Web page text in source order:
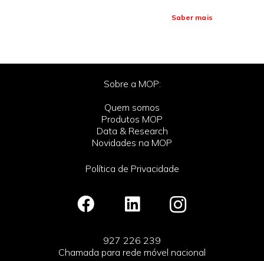
Saber mais
Sobre a MOP:
Quem somos
Produtos MOP
Data & Research
Novidades na MOP
Política de Privacidade
927 226 239
Chamada para rede móvel nacional